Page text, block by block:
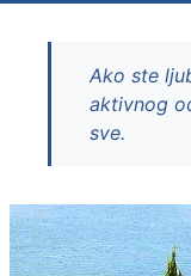
Ako ste
aktivnog
sve.